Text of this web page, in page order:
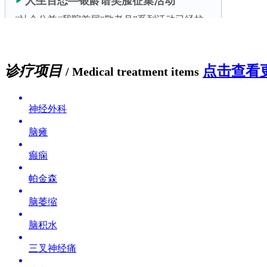
诊疗项目 / Medical treatment items 点击查看
神经外科
脑瘫
癫痫
帕金森
脑萎缩
脑积水
三叉神经痛